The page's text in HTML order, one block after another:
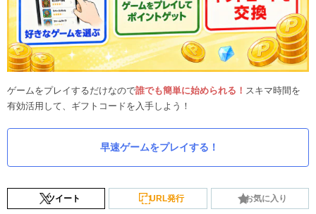
ゲームをプレイするだけなので誰でも簡単に始められる！ スキマ時間を
有効活用して、ギフトコードを入手しよう！
早速ゲームをプレイする！
ツイート URL発行 お気に入り